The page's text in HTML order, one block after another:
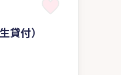
貸付）